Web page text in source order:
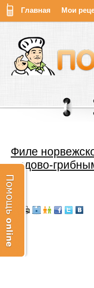
Главная Мои
Филе
медово-